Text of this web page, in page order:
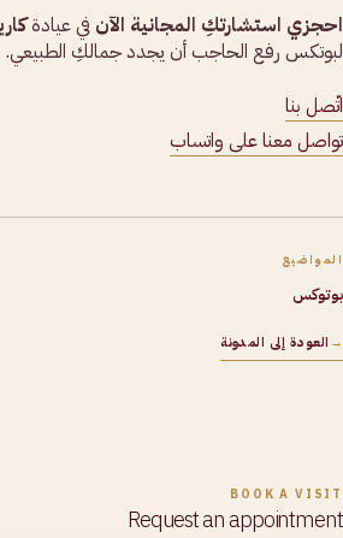
احجزي استشارتكِ المجانية الآن في عيادة
لبوتكس رفع الحاجب أن يجدد جمالكِ الطبيعي.
اتّصل بنا
تواصل معنا على واتساب
المواضيع
بوتوكس
→ العودة إلى المدونة
BOOK A VISIT
Request an appointment